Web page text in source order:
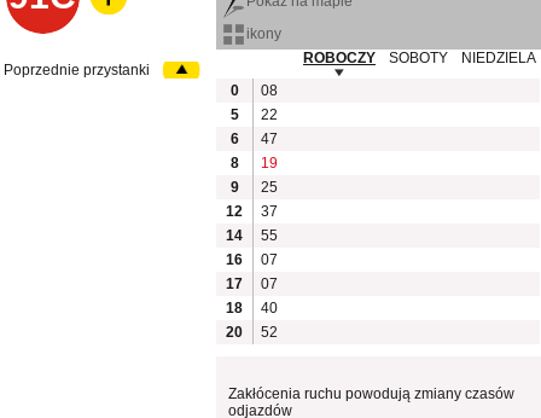
ikony
ROBOCZY
SOBOTY
NIEDZIELA
0
08
5
22
6
47
8
19
9
25
12
37
14
55
16
07
17
07
18
40
20
52
Zakłócenia ruchu powodują zmiany czasów
odjazdów
Poprzednie przystanki